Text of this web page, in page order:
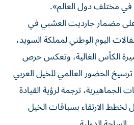
في مختلف دول العالم».
مضمار جارديت العشبي في
اليوم الوطني لمملكة السويد،
الكأس الغالية، وتعكس حرص
ترسيخ الحضور العالمي للخيل العربي
الجماهيرية، ترجمة لرؤية القيادة
لخطط الارتقاء بسباقات الخيل